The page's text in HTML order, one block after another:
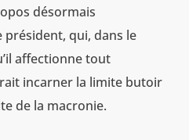
désormais
qui, dans le
affectionne tout
incarner la limite butoir
de la macronie.